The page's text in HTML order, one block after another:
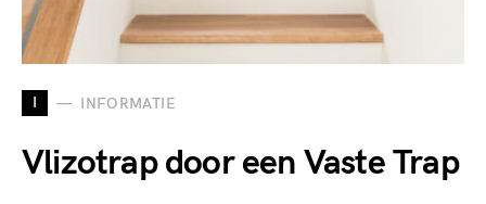
I INFORMATIE
Vlizotrap door een Vaste Trap